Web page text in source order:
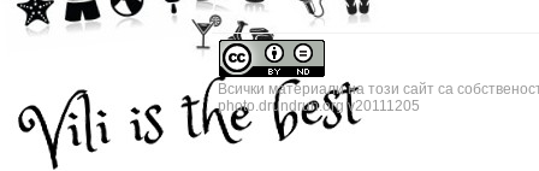
Всички материали на този сайт са
photo.drundrun.org v20111205